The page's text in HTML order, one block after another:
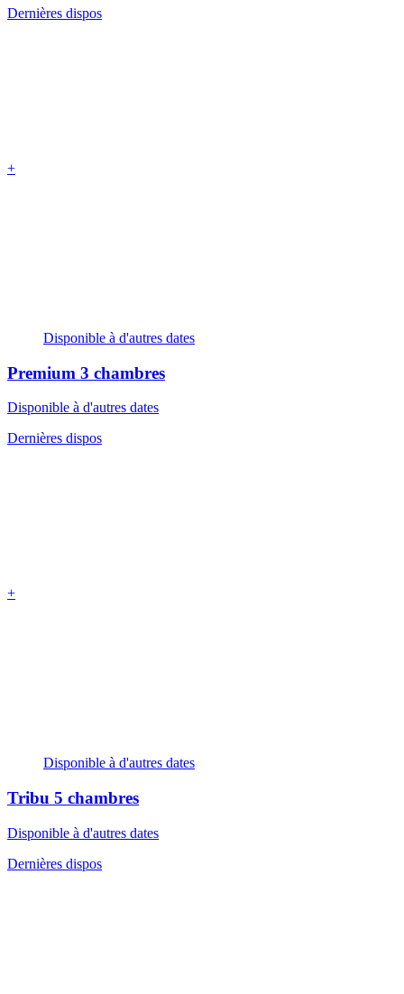
Dernières dispos
+
Disponible à d'autres dates
Premium 3 chambres
Disponible à d'autres dates
Dernières dispos
+
Disponible à d'autres dates
Tribu 5 chambres
Disponible à d'autres dates
Dernières dispos